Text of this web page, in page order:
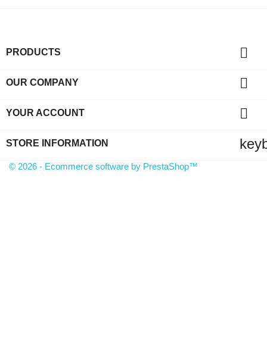
PRODUCTS 
OUR COMPANY 
YOUR ACCOUNT 
STORE INFORMATION
© 2026 - Ecommerce software by PrestaShop™